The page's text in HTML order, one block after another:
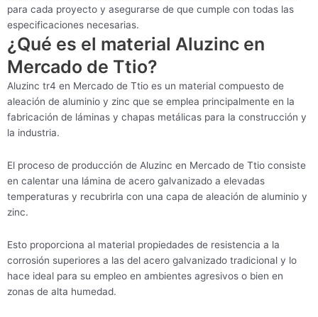
para cada proyecto y asegurarse de que cumple con todas las
especificaciones necesarias.
¿Qué es el material Aluzinc en
Mercado de Ttio?
Aluzinc tr4 en Mercado de Ttio es un material compuesto de
aleación de aluminio y zinc que se emplea principalmente en la
fabricación de láminas y chapas metálicas para la construcción y
la industria.
El proceso de producción de Aluzinc en Mercado de Ttio consiste
en calentar una lámina de acero galvanizado a elevadas
temperaturas y recubrirla con una capa de aleación de aluminio y
zinc.
Esto proporciona al material propiedades de resistencia a la
corrosión superiores a las del acero galvanizado tradicional y lo
hace ideal para su empleo en ambientes agresivos o bien en
zonas de alta humedad.